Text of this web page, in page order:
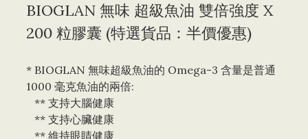
BIOGLAN 無味 超級魚油 雙倍強度 X
200 粒膠囊 (特選貨品：半價優惠)
* BIOGLAN 無味超級魚油的 Omega-3 含量是普通
1000 毫克魚油的兩倍:
   ** 支持大腦健康
   ** 支持心臟健康
   ** 維持眼睛健康